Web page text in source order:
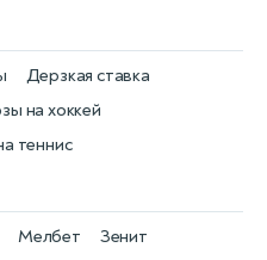
на хоккей
теннис
Дерзкая ставка
Мелбет
Зенит